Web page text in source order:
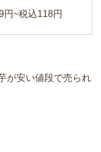
円~税込118円
が安い値段で売られ